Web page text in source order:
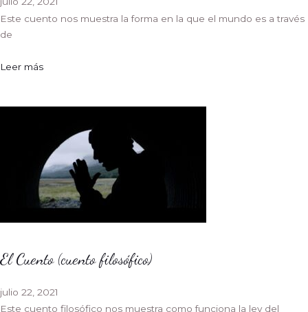
Este cuento nos muestra la forma en la que el mundo es a través
de
Leer más
El Cuento (cuento filosófico)
julio 22, 2021
Este cuento filosófico nos muestra como funciona la ley del